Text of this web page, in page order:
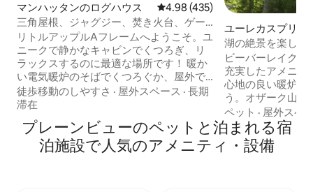
マンハッタンのログハウス レビュー435件、5つ星中4.98つ
4.98 (435)
三角屋根、ジャグジー、焚き火台、ゲー
ムルーム、ペットOK
リトルアップルAフレームへようこそ。ユ
ニークで静かなキャビンでくつろぎ、リ
ラックスするのに最適な場所です！ 暖か
い電気暖炉のそばでくつろぐか、屋外で
のアクティビティを楽しむことができま
す。 ロマンチックな休暇を求めている方
も、質の高い家族の時間を求めている方
も、ここでそれを体験できます！ タット
ル・クリーク湖の景色を望む自然の中に
あります。 ✲ 専用の露天風呂・ジャグジ
徒歩移動のしやすさ · 屋外スペース · 長期
滞在
ユーレカスプリン
グハウス
湖の絶景を楽しめ
ウス
ビーバーレイク
充実したアメニテ
心地の良い暖炉の
う。オザーク山
る、ロウソクの灯
ジー（ホットタブ
ラックス。 ガラスの切妻窓から星や木の
てっぺんを眺め
ペット · 屋外スペ
プレーンビューのペットと泊まれる宿
泊施設で人気のアメニティ・設備